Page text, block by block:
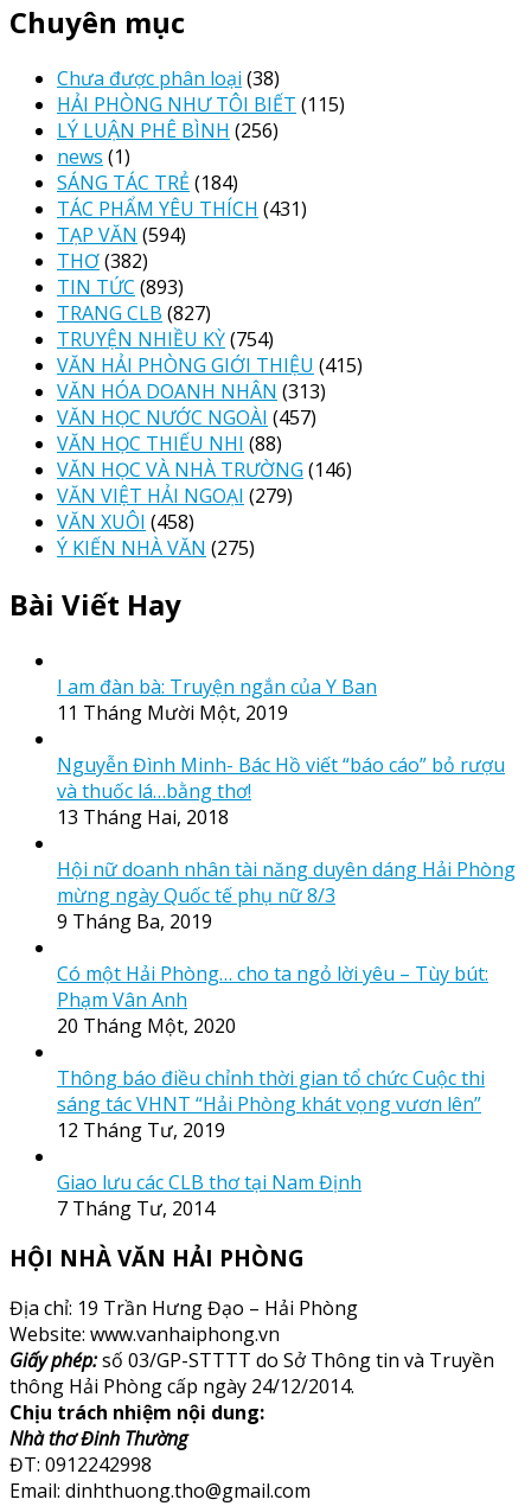
cho:
Chuyên mục
Chưa được phân loại (38)
HẢI PHÒNG NHƯ TÔI BIẾT (115)
LÝ LUẬN PHÊ BÌNH (256)
news (1)
SÁNG TÁC TRẺ (184)
TÁC PHẨM YÊU THÍCH (431)
TẠP VĂN (594)
THƠ(382)
TIN TỨC (893)
TRANG CLB (827)
TRUYỆN NHIỀU KỲ(754)
VĂN HẢI PHÒNG GIỚI THIỆU (415)
VĂN HÓA DOANH NHÂN (313)
VĂN HỌC NƯỚC NGOÀI (457)
VĂN HỌC THIẾU NHI (88)
VĂN HỌC VÀ NHÀ TRƯỜNG (146)
VĂN VIỆT HẢI NGOẠI (279)
VĂN XUÔI (458)
Ý KIẾN NHÀ VĂN (275)
Bài Viết Hay
I am đàn bà: Truyện ngắn của Y Ban
11 Tháng Mười Một, 2019
Nguyễn Đình Minh- Bác Hồ viết “báo cáo” bỏ rượu
và thuốc lá…bằng thơ!
13 Tháng Hai, 2018
Hội nữ doanh nhân tài năng duyên dáng Hải Phòng
mừng ngày Quốc tế phụ nữ 8/3
9 Tháng Ba, 2019
Có một Hải Phòng… cho ta ngỏ lời yêu – Tùy bút:
Phạm Vân Anh
20 Tháng Một, 2020
Thông báo điều chỉnh thời gian tổ chức Cuộc thi
sáng tác VHNT “Hải Phòng khát vọng vươn lên”
12 Tháng Tư, 2019
Giao lưu các CLB thơ tại Nam Định
7 Tháng Tư, 2014
HỘI NHÀ VĂN HẢI PHÒNG
Địa chỉ: 19 Trần Hưng Đạo – Hải Phòng
Website: www.vanhaiphong.vn
Giấy phép:số 03/GP-STTTT do Sở Thông tin và Truyền
thông Hải Phòng cấp ngày 24/12/2014.
Chịu trách nhiệm nội dung:
Nhà thơ Đinh Thường
ĐT: 0912242998
Email: dinhthuong.tho@gmail.com